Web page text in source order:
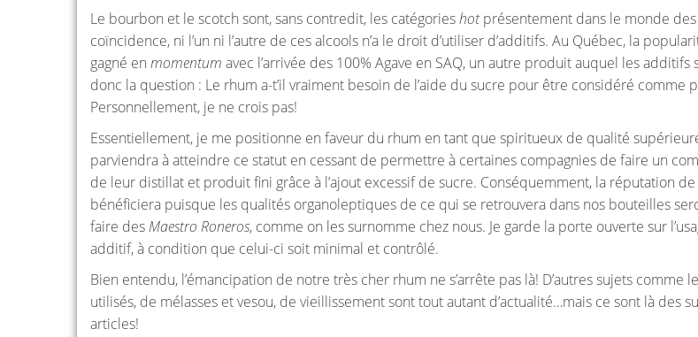
Le bourbon et le scotch sont, sans contredit, les catégorieshotprésentement dans le monde
coïncidence, ni l’un ni l’autre de ces alcools n’a le droit d’utiliser d’additifs. Au Québec, la
gagné en momentum avec l’arrivée des 100% Agave en SAQ, un autre produit auquel les additifs
donc la question : Le rhum a-t’il vraiment besoin de l’aide du sucre pour être considéré comme
Personnellement, je ne crois pas!
Essentiellement, je me positionne en faveur du rhum en tant que spiritueux de qualité
parviendra à atteindre ce statut en cessant de permettre à certaines compagnies de faire un
de leur distillat et produit fini grâce à l’ajout excessif de sucre. Conséquemment, la réputation
bénéficiera puisque les qualités organoleptiques de ce qui se retrouvera dans nos bouteilles
faire des Maestro Roneros, comme on les surnomme chez nous. Je garde la porte ouverte sur
additif, à condition que celui-ci soit minimal et contrôlé.
Bien entendu, l’émancipation de notre très cher rhum ne s’arrête pas là! D’autres sujets comme
utilisés, de mélasses et vesou, de vieillissement sont tout autant d’actualité…mais ce sont là des
articles!